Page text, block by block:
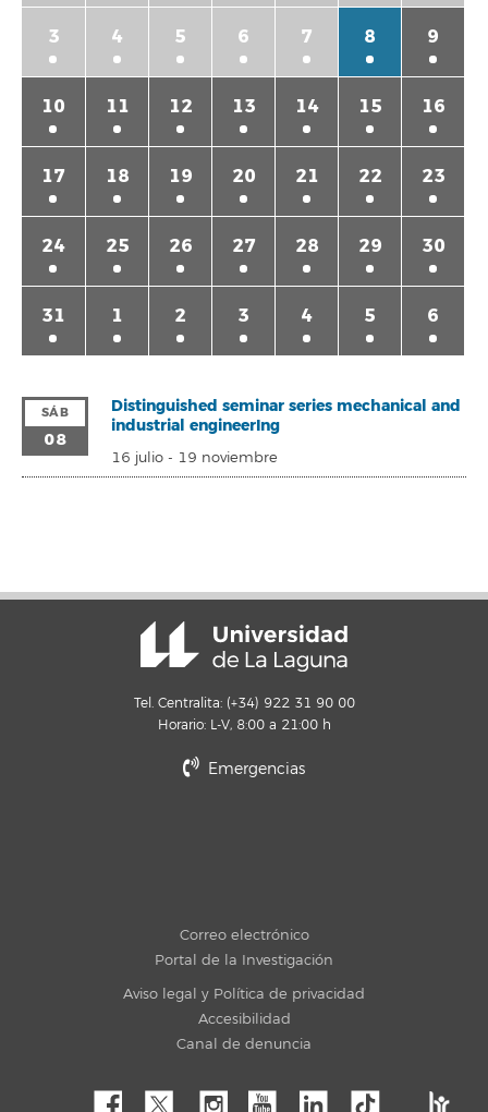
3 4 5 6 7 8 9
10 11 12 13 14 15 16
17 18 19 20 21 22 23
24 25 26 27 28 29 30
31 1 2 3 4 5 6
SÁB
08
Distinguished seminar series mechanical and
industrial engineerIng
16 julio- 19 noviembre
Tel. Centralita: (+34) 922 31 90 00
Horario: L-V, 8:00 a 21:00 h
Emergencias
Correo electrónico
Portal de la Investigación
Aviso legal y Política de privacidad
Accesibilidad
Canal de denuncia